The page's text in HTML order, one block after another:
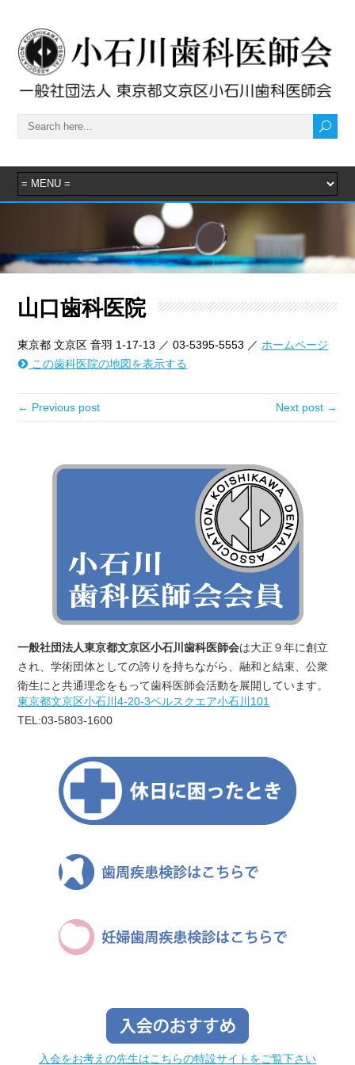
山口歯科医院
東京都 文京区 音羽 1-17-13 ／ 03-5395-5553 ／ ホームページ
この歯科医院の地図を表示する
← Previous post Next post →
一般社団法人東京都文京区小石川歯科医師会は大正９年に創立
され、学術団体としての誇りを持ちながら、融和と結束、公衆
衛生にと共通理念をもって歯科医師会活動を展開しています。
東京都文京区小石川4‐20‐3ベルスクエア小石川101
TEL:03-5803-1600
入会をお考えの先生はこちらの特設サイトをご覧下さい